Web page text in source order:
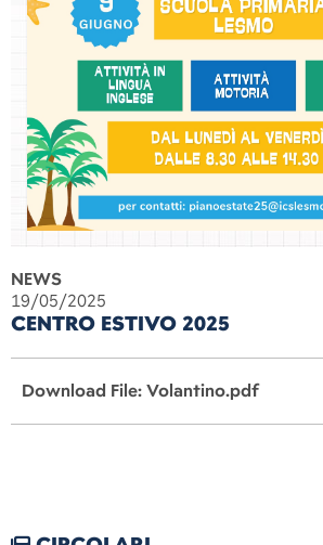
NEWS
19/05/2025
CENTRO ESTIVO 2025
Download File: Volantino.pdf